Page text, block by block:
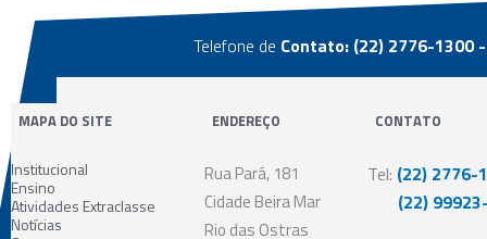
Telefone de Contato: (22) 2776-1300
MAPA DO SITE
Institucional
Ensino
Atividades Extraclasse
Notícias
ENDEREÇO
Rua Pará, 181
Cidade Beira Mar
Rio das Ostras
CONTATO
Tel: (22) 2776-
(22)